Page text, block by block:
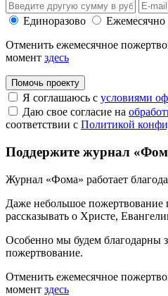
Единоразово
Ежемесячно
Отменить ежемесячное
момент здесь
Помочь проекту
Я соглашаюсь с условиями
Даю свое согласие на
соответствии с Политикой
Поддержите журнал
Журнал «Фома» работает
Даже небольшое
рассказывать о Христе,
Особенно мы будем благодарны
пожертвование.
Отменить ежемесячное
момент здесь